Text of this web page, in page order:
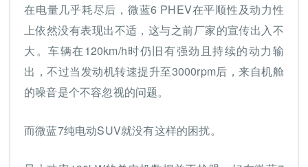
在电量几乎耗尽后，微蓝6 PHEV在平顺性及动力性
上依然没有表现出不适，这与之前厂家的宣传出入不
大。车辆在120km/h时仍旧有强劲且持续的动力输
出，不过当发动机转速提升至3000rpm后，来自机舱
的噪音是个不容忽视的问题。
而微蓝7纯电动SUV就没有这样的困扰。